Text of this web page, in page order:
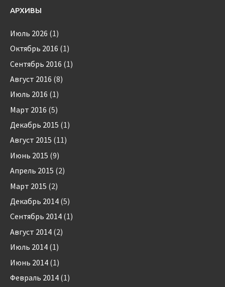
АРХИВЫ
Июль 2026 (1)
Октябрь 2016 (1)
Сентябрь 2016 (1)
Август 2016 (8)
Июль 2016 (1)
Март 2016 (5)
Декабрь 2015 (1)
Август 2015 (11)
Июнь 2015 (9)
Апрель 2015 (2)
Март 2015 (2)
Декабрь 2014 (5)
Сентябрь 2014 (1)
Август 2014 (2)
Июль 2014 (1)
Июнь 2014 (1)
Февраль 2014 (1)